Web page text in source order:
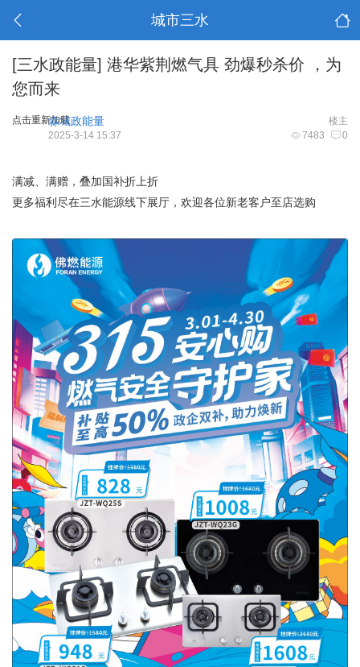
城市三水
[三水政能量] 港华紫荆燃气具 劲爆秒杀价 ，为
您而来
点击重新加载 楼主
淼城政能量
7483 0
2025-3-14 15:37
满减、满赠，叠加国补折上折
更多福利尽在三水能源线下展厅，欢迎各位新老客户至店选购